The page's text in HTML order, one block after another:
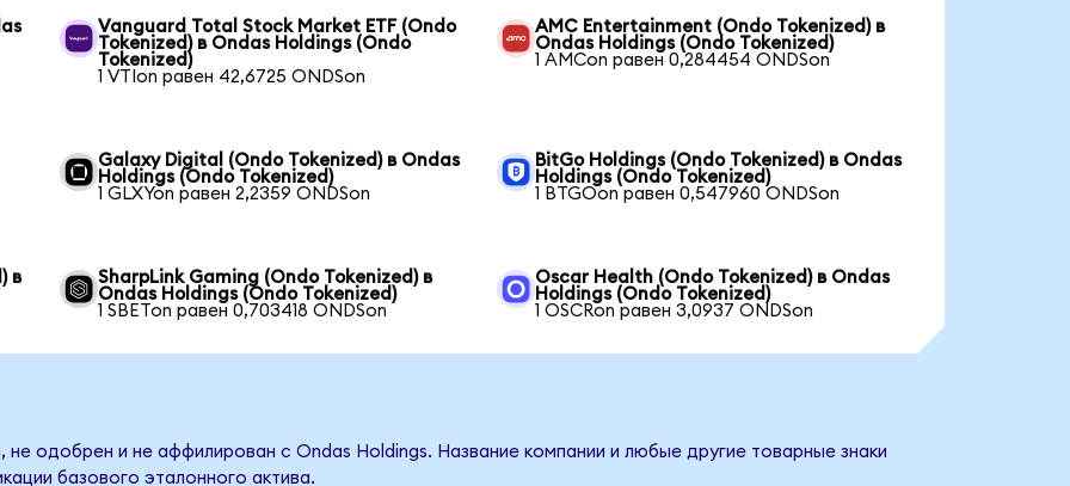
Vanguard Total Stock Market ETF (Ondo
Tokenized) в Ondas Holdings (Ondo
Tokenized)
1 VTIon равен 42,6725 ONDSon
AMC Entertainment (Ondo Tokenized) в
Ondas Holdings (Ondo Tokenized)
1 AMCon равен 0,284454 ONDSon
Galaxy Digital (Ondo Tokenized) в Ondas
Holdings (Ondo Tokenized)
1 GLXYon равен 2,2359 ONDSon
BitGo Holdings (Ondo Tokenized) в Ondas
Holdings (Ondo Tokenized)
1 BTGOon равен 0,547960 ONDSon
в
SharpLink Gaming (Ondo Tokenized) в
Ondas Holdings (Ondo Tokenized)
1 SBETon равен 0,703418 ONDSon
Oscar Health (Ondo Tokenized) в Ondas
Holdings (Ondo Tokenized)
1 OSCRon равен 3,0937 ONDSon
одобрен и не аффилирован с Ondas Holdings. Название компании и любые другие товарные знаки
базового эталонного актива.